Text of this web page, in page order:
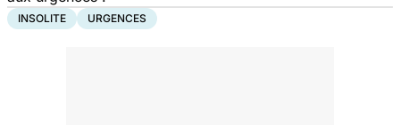
INSOLITE URGENCES